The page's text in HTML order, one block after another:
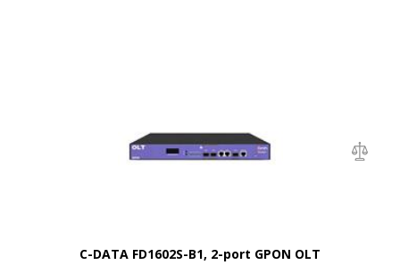
C-DATA FD1602S-B1, 2-port GPON OLT